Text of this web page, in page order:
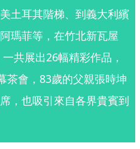
土耳其階梯、到義大利繽
瑪菲等，在竹北新瓦屋
共展出26幅精彩作品，
茶會，83歲的父親張時坤
，也吸引來自各界貴賓到